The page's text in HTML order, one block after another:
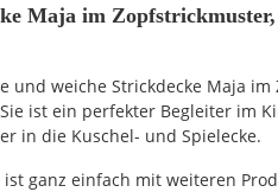
Maja im Zopfstrickmuster,
und weiche Strickdecke Maja
ist ein perfekter Begleiter im
in die Kuschel- und Spielecke.
ist ganz einfach mit weiteren